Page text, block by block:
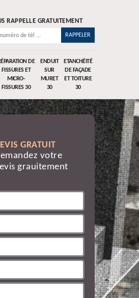
RAPPELLE GRATUITEMENT
DE
FISSURES ET
MICRO-
FISSURES 30
ENDUIT
SUR
MURET
30
ETANCHÉITÉ
DE FAÇADE
ET TOITURE
30
GRATUIT
votre
grauitement